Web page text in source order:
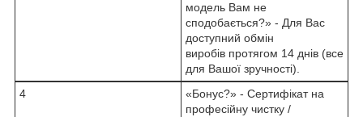
модель Вам не
сподобається?» - Для Вас
доступний обмін
виробів протягом 14 днів (все
для Вашої зручності).
4
«Бонус?» - Сертифікат на
професійну чистку /